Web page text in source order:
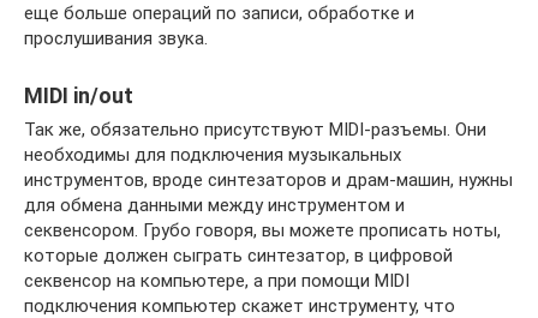
еще больше операций по записи, обработке и
прослушивания звука.
MIDI in/out
Так же, обязательно присутствуют MIDI-разъемы. Они
необходимы для подключения музыкальных
инструментов, вроде синтезаторов и драм-машин, нужны
для обмена данными между инструментом и
секвенсором. Грубо говоря, вы можете прописать ноты,
которые должен сыграть синтезатор, в цифровой
секвенсор на компьютере, а при помощи MIDI
подключения компьютер скажет инструменту, что